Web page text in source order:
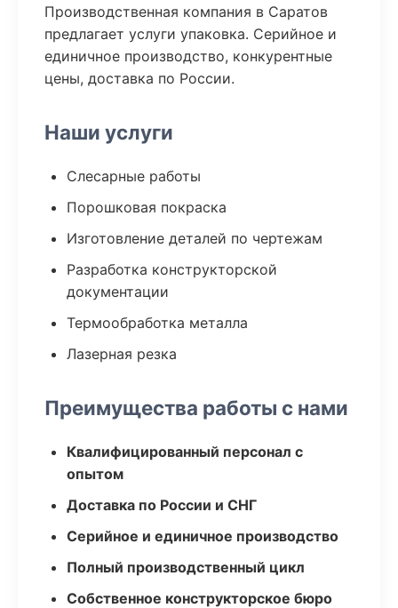
Производственная компания в Саратов
предлагает услуги упаковка. Серийное и
единичное производство, конкурентные
цены, доставка по России.
Наши услуги
Слесарные работы
Порошковая покраска
Изготовление деталей по чертежам
Разработка конструкторской
документации
Термообработка металла
Лазерная резка
Преимущества работы с нами
Квалифицированный персонал с
опытом
Доставка по России и СНГ
Серийное и единичное производство
Полный производственный цикл
Собственное конструкторское бюро